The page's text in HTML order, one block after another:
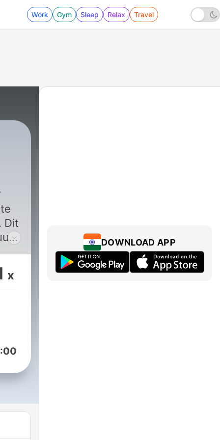
Work Gym Sleep Relax Travel
Dit
x
DOWNLOAD APP